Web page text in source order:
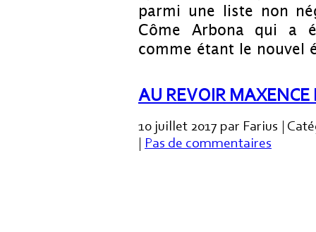
parmi une liste non
Côme Arbona qui a
comme étant le nouvel
AU REVOIR MAXENCE
10 juillet 2017 par Farius |
| Pas de commentaires